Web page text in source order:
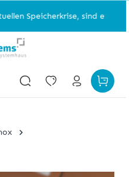
Speicherkrise, sind einzelne